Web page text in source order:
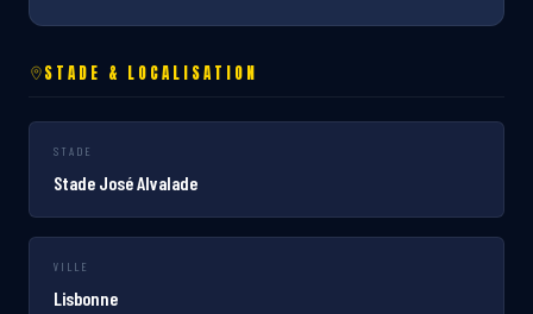
STADE & LOCALISATION
STADE
Stade José Alvalade
VILLE
Lisbonne